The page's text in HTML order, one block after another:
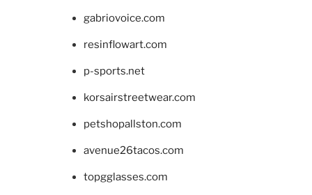
gabriovoice.com
resinflowart.com
p-sports.net
korsairstreetwear.com
petshopallston.com
avenue26tacos.com
topgglasses.com